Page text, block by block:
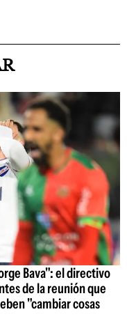
Bava": el directivo
de la reunión que
"cambiar cosas